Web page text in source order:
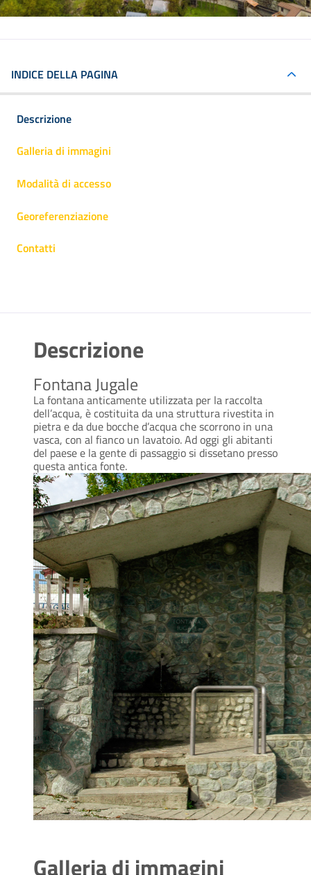
INDICE DELLA PAGINA
Descrizione
Galleria di immagini
Modalità di accesso
Georeferenziazione
Contatti
Descrizione
Fontana Jugale
La fontana anticamente utilizzata per la raccolta
dell’acqua, è costituita da una struttura rivestita in
pietra e da due bocche d’acqua che scorrono in una
vasca, con al fianco un lavatoio. Ad oggi gli abitanti
del paese e la gente di passaggio si dissetano presso
questa antica fonte.
Galleria di immagini